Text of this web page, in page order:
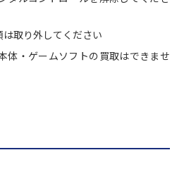
取り外してください
体・ゲームソフトの買取はできませ